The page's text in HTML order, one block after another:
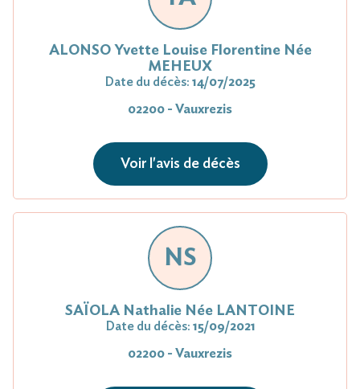
ALONSO Yvette Louise Florentine Née
MEHEUX
Date du décès: 14/07/2025
02200 - Vauxrezis
Voir l'avis de décès
NS
SAÏOLA Nathalie Née LANTOINE
Date du décès: 15/09/2021
02200 - Vauxrezis